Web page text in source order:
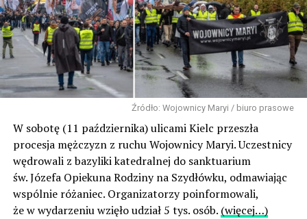
Źródło: Wojownicy Maryi / biuro prasowe
W sobotę (11 października) ulicami Kielc przeszła
procesja mężczyzn z ruchu Wojownicy Maryi. Uczestnicy
wędrowali z bazyliki katedralnej do sanktuarium
św. Józefa Opiekuna Rodziny na Szydłówku, odmawiając
wspólnie różaniec. Organizatorzy poinformowali,
że w wydarzeniu wzięło udział 5 tys. osób. (więcej…)